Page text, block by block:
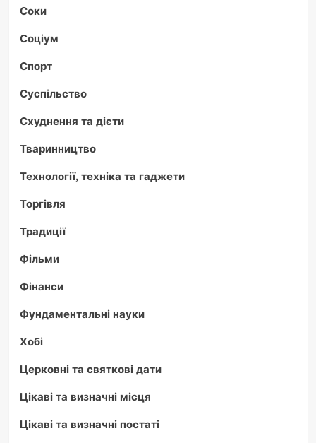
Соки
Соціум
Спорт
Суспільство
Схуднення та дієти
Тваринництво
Технології, техніка та гаджети
Торгівля
Традиції
Фільми
Фінанси
Фундаментальні науки
Хобі
Церковні та святкові дати
Цікаві та визначні місця
Цікаві та визначні постаті